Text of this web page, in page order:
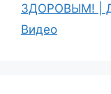
ЗДОРОВЫМ! |
Видео